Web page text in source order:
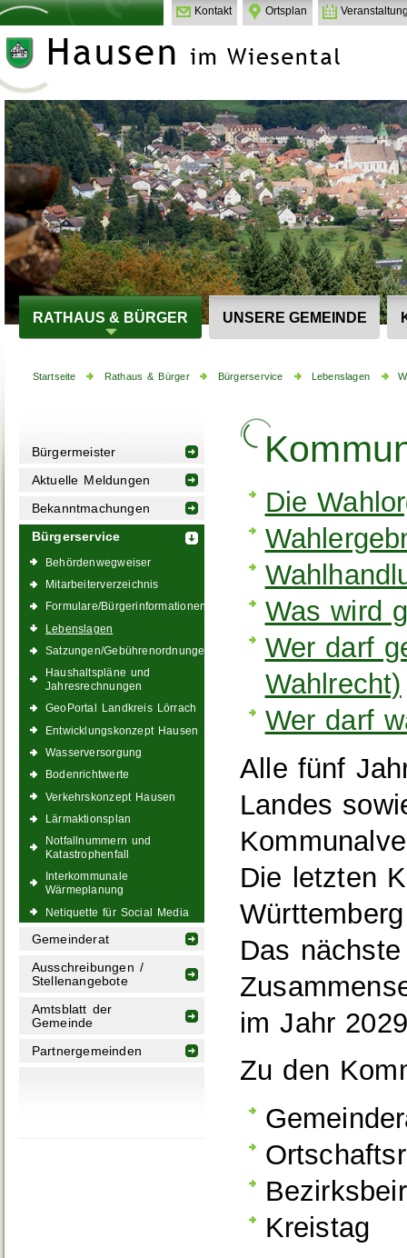
Kontakt Ortsplan
RATHAUS & BÜRGER UNSERE GEMEINDE
Startseite Rathaus & Bürger Bürgerservice Lebenslagen
Bürgermeister
Aktuelle Meldungen
Bekanntmachungen
Bürgerservice
Behördenwegweiser
Mitarbeiterverzeichnis
Formulare/Bürgerinformationen
Lebenslagen
Satzungen/Gebührenordnungen
Haushaltspläne und
Jahresrechnungen
GeoPortal Landkreis Lörrach
Entwicklungskonzept Hausen
Wasserversorgung
Bodenrichtwerte
Verkehrskonzept Hausen
Lärmaktionsplan
Notfallnummern und
Katastrophenfall
Interkommunale
Wärmeplanung
Netiquette für Social Media
Gemeinderat
Ausschreibungen /
Stellenangebote
Amtsblatt der
Gemeinde
Partnergemeinden
Die
Was wird
Wer darf
Wahlrecht)
Wer darf
Alle fünf
Landes
Die letzten
Das
im Jahr
Zu den
Kreistag